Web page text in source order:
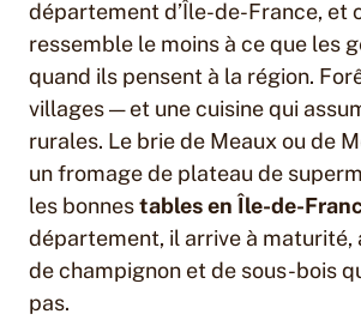
département d’Île-de-France, et
ressemble le moins à ce que les
quand ils pensent à la région.
villages — et une cuisine qui
rurales. Le brie de Meaux ou de
un fromage de plateau de
les bonnestables en Île-de-
département, il arrive à maturité,
de champignon et de sous-bois
pas.